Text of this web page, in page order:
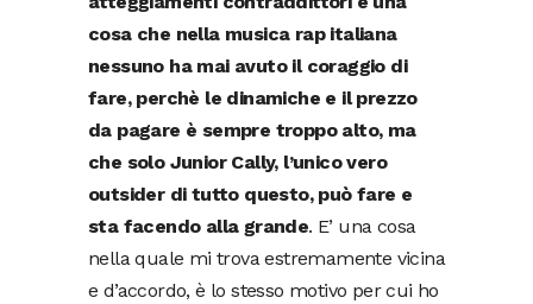
cosa che nella musica rap italiana
nessuno ha mai avuto il coraggio di
fare, perchè le dinamiche e il prezzo
da pagare è sempre troppo alto, ma
che solo Junior Cally, l’unico vero
outsider di tutto questo, può fare e
sta facendo alla grande. E’ una cosa
nella quale mi trova estremamente vicina
e d’accordo, è lo stesso motivo per cui ho